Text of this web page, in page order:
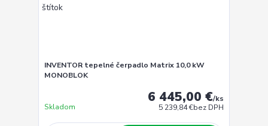
INVENTOR tepelné čerpadlo Matrix 10,0 kW
MONOBLOK
6 445,00 €/ks
5 239,84 €bez DPH
Skladom